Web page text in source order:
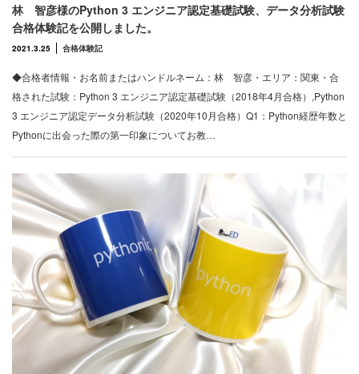
林 智彦様のPython 3 エンジニア認定基礎試験、データ分析試験
合格体験記を公開しました。
2021.3.25 合格体験記
◆合格者情報・お名前またはハンドルネーム：林 智彦・エリア：関東・合
格された試験：Python 3 エンジニア認定基礎試験（2018年4月合格）,Python
3 エンジニア認定データ分析試験（2020年10月合格）Q1：Python経歴年数と
Pythonに出会った際の第一印象についてお教…